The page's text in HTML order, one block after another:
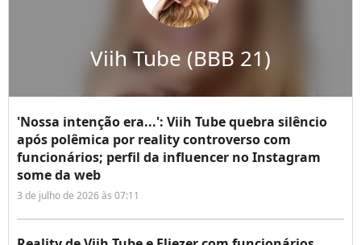
Viih Tube (BBB 21)
'Nossa intenção era...': Viih Tube quebra silêncio
após polêmica por reality controverso com
funcionários; perfil da influencer no Instagram
some da web
3 de julho de 2026 às 07:11